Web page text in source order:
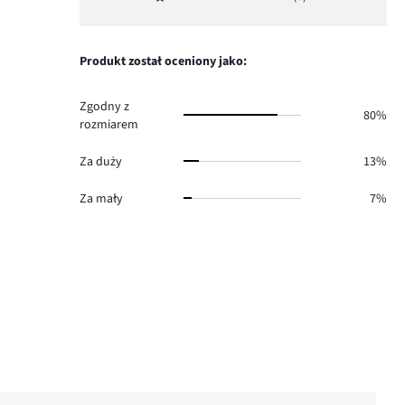
0.
Ocena
głosów
Produkt został oceniony jako:
Zgodny z
rozmiarem
80%
Za duży 13%
Za mały 7%